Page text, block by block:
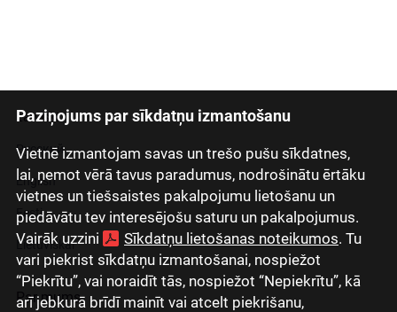
Paziņojums par sīkdatņu izmantošanu
Vietnē izmantojam savas un trešo pušu sīkdatnes,
lai, ņemot vērā tavus paradumus, nodrošinātu ērtāku
vietnes un tiešsaistes pakalpojumu lietošanu un
piedāvātu tev interesējošu saturu un pakalpojumus.
Vairāk uzzini
Sīkdatņu lietošanas noteikumos. Tu
vari piekrist sīkdatņu izmantošanai, nospiežot
“Piekrītu”, vai noraidīt tās, nospiežot “Nepiekrītu”, kā
arī jebkurā brīdī mainīt vai atcelt piekrišanu,
Latviski
Русский
English
Eesti
Lietuviškai
Par mums